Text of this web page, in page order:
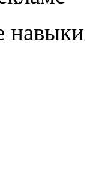
навыки